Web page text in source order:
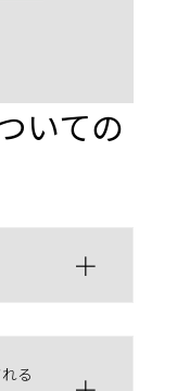
いての
る